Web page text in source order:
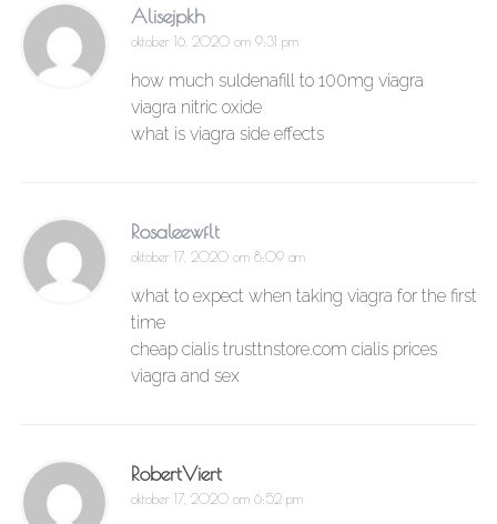
Alisejpkh
oktober 16, 2020 om 9:31 pm
how much suldenafill to 100mg viagra
viagra nitric oxide
what is viagra side effects
Rosaleewflt
oktober 17, 2020 om 8:09 am
what to expect when taking viagra for the first
time
cheap cialis trusttnstore.com cialis prices
viagra and sex
RobertViert
oktober 17, 2020 om 6:52 pm